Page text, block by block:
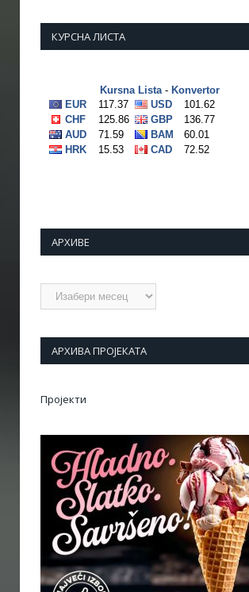
КУРСНА ЛИСТА
АРХИВЕ
Архиве
АРХИВА ПРОЈЕКАТА
Пројекти